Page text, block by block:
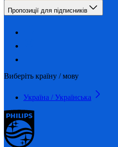
Пропозиції для підписників
Виберіть країну / мову
Україна / Українська